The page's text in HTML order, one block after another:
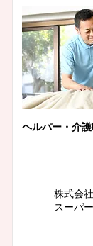
ヘルパー・介
株式会
スーパ